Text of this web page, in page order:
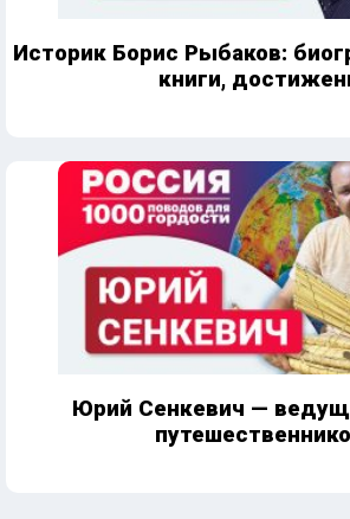
Историк Борис Рыбаков:
книги,
Юрий Сенкевич —